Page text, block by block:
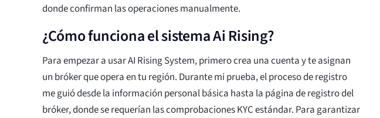
donde confirman las operaciones manualmente.
¿Cómo funciona el sistema Ai Rising?
Para empezar a usar AI Rising System, primero crea una cuenta y te asignan
un bróker que opera en tu región. Durante mi prueba, el proceso de registro
me guió desde la información personal básica hasta la página de registro del
bróker, donde se requerían las comprobaciones KYC estándar. Para garantizar